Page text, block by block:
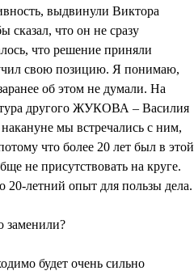
выдвинули Виктора
что он не сразу
что решение приняли
свою позицию. Я понимаю,
об этом не думали. На
другого ЖУКОВА – Василия
мы встречались с ним,
что более 20 лет был в этой
не присутствовать на круге.
20-летний опыт для пользы дела.
будет очень сильно